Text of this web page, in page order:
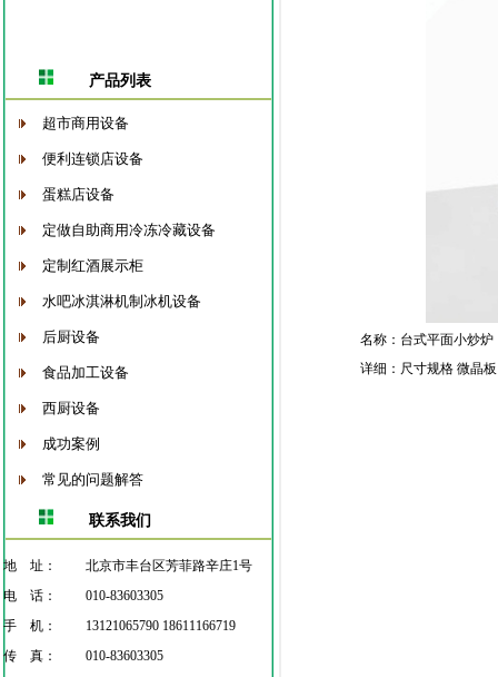
产品列表
超市商用设备
便利连锁店设备
蛋糕店设备
定做自助商用冷冻冷藏设备
定制红酒展示柜
水吧冰淇淋机制冰机设备
后厨设备
食品加工设备
西厨设备
成功案例
常见的问题解答
联系我们
地 址：
北京市丰台区芳菲路辛庄1号
电 话：
010-83603305
手 机：
13121065790 18611166719
传 真：
010-83603305
名称：台式平面小炒炉
详细：尺寸规格 微晶